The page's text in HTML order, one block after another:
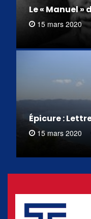
Le « Manuel »
15 mars 2020
Épicure :
15 mars 2020